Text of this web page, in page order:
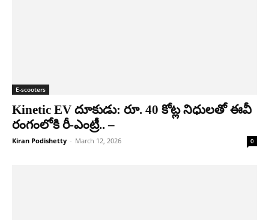
E-scooters
Kinetic EV దూకుడు: రూ. 40 కోట్ల నిధులతో ఈవీ
రంగంలోకి రీ-ఎంట్రీ.. –
Kiran Podishetty - March 12, 2026 0